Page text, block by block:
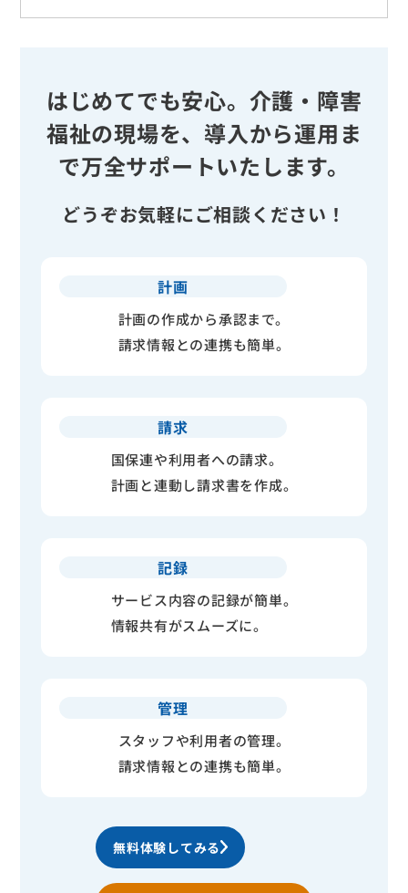
はじめてでも安心。介護・障害
福祉の現場を、導入から運用ま
で万全サポートいたします。
どうぞお気軽にご相談ください！
計画
計画の作成から承認まで。
請求情報との連携も簡単。
請求
国保連や利用者への請求。
計画と連動し請求書を作成。
記録
サービス内容の記録が簡単。
情報共有がスムーズに。
管理
スタッフや利用者の管理。
請求情報との連携も簡単。
無料体験してみる